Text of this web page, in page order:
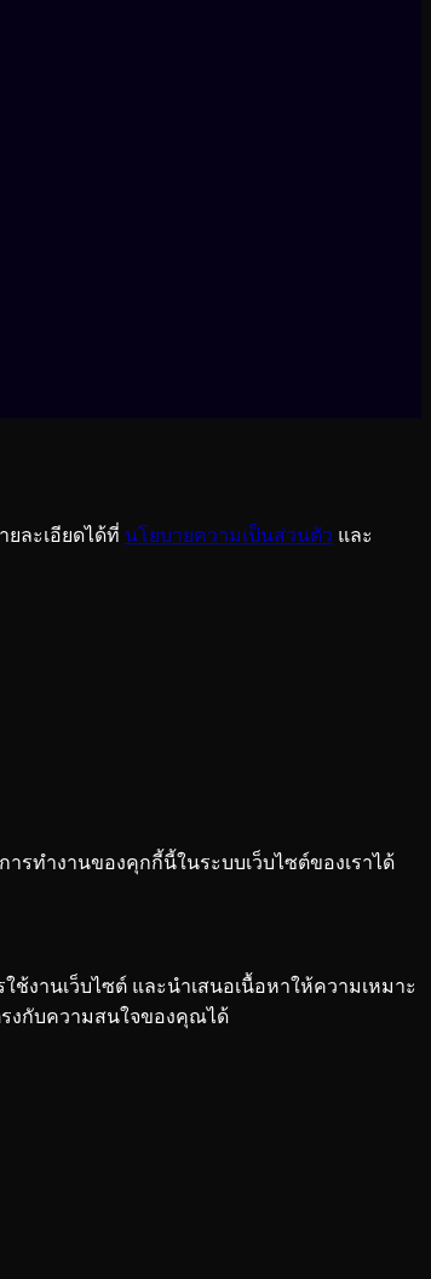
ละเอียดได้ที่ นโยบายความเป็นส่วนตัว และ
งกับความสนใจของคุณได้